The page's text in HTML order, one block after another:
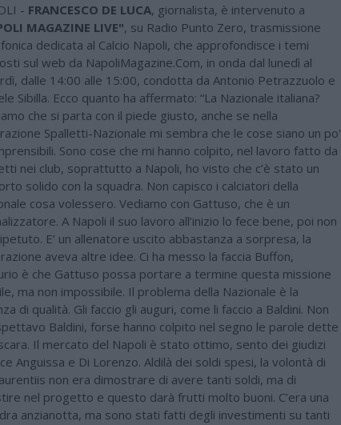
- FRANCESCO DE LUCA, giornalista, è intervenuto a
MAGAZINE LIVE", su Radio Punto Zero, trasmissione
dedicata al Calcio Napoli, che approfondisce i temi
sul web da NapoliMagazine.Com, in onda dal lunedì al
dalle 14:00 alle 15:00, condotta da Antonio Petrazzuolo e
Sibilla. Ecco quanto ha affermato: “La Nazionale italiana?
che si parta con il piede giusto, anche se nella
Spalletti-Nazionale mi sembra che le cose siano un po'
Sono cose che mi hanno colpito, nel lavoro fatto da
nei club, soprattutto a Napoli, ho visto che c’è stato un
solido con la squadra. Non capisco i calciatori della
cosa volessero. Vediamo con Gattuso, che è un
A Napoli il suo lavoro all’inizio lo fece bene, poi non
E’ un allenatore uscito abbastanza a sorpresa, la
aveva altre idee. Ci ha messo la faccia Buffon,
è che Gattuso possa portare a termine questa missione
ma non impossibile. Il problema della Nazionale è la
di qualità. Gli faccio gli auguri, come li faccio a Baldini. Non
Baldini, forse hanno colpito nel segno le parole dette
Il mercato del Napoli è stato ottimo, sento dei giudizi
Anguissa e Di Lorenzo. Aldilà dei soldi spesi, la volontà di
non era dimostrare di avere tanti soldi, ma di
nel progetto e questo darà frutti molto buoni. C’era una
anzianotta, ma sono stati fatti degli investimenti su tanti